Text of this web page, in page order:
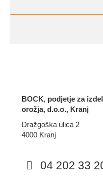
BOCK, podjetje za
orožja, d.o.o., Kranj
Dražgoška ulica 2
4000 Kranj
04 202 33